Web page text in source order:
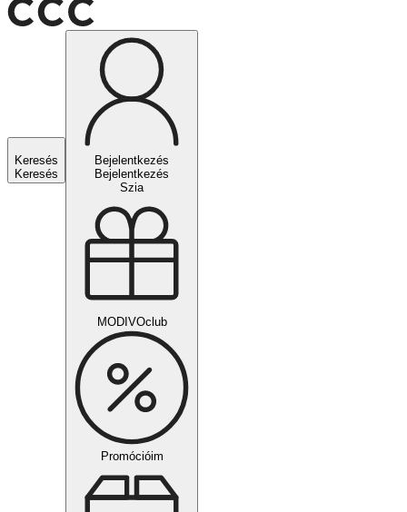
Keresés
Keresés
Bejelentkezés
Bejelentkezés
Szia
MODIVOclub
Promócióim